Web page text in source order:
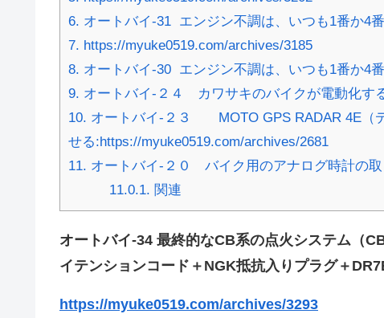
6. オートバイ-31 エンジン不調は、いつも1番か4
7. https://myuke0519.com/archives/3185
8. オートバイ-30 エンジン不調は、いつも1番か4
9. オートバイ-２４ カワサキのバイクが電動化す
10. オートバイ-２３ MOTO GPS RADAR 4E（
せる:https://myuke0519.com/archives/2681
11. オートバイ-２０ バイク用のアナログ時計の
11.0.1. 関連
オートバイ-34 最終的なCB系の点火システム（
イテンションコード＋NGK抵抗入りプラグ＋
https://myuke0519.com/archives/3293